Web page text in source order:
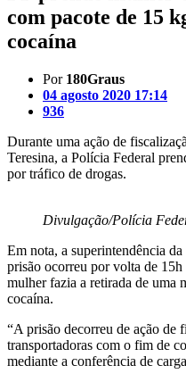
com pacote de 15
cocaína
Por 180Graus
04 agosto 2020 17:14
936
Durante uma ação de
Teresina, a Polícia Federal
por tráfico de drogas.
Divulgação/Polícia
Em nota, a superintendência
prisão ocorreu por volta de
mulher fazia a retirada de uma
cocaína.
“A prisão decorreu de ação de
transportadoras com o fim de
mediante a conferência de